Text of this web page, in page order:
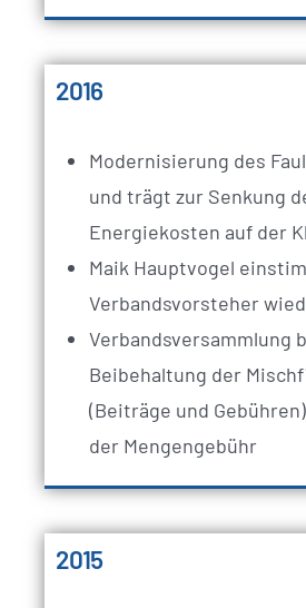
2016
Modernisierung des
und trägt zur Senkung
Energiekosten auf der
Maik Hauptvogel
Verbandsvorsteher
Verbandsversammlung
Beibehaltung der
(Beiträge und
der Mengengebühr
2015